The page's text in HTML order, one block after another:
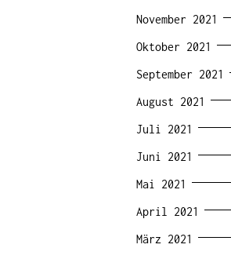
November 2021
Oktober 2021
September 2021
August 2021
Juli 2021
Juni 2021
Mai 2021
April 2021
März 2021